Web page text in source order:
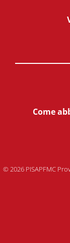
Come
© 2026 PISAPFMC